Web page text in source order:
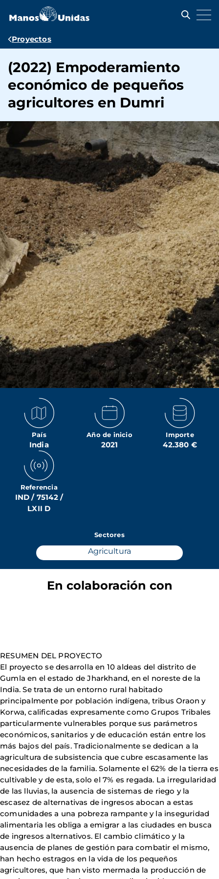
contenido
Ruta
navegación
Proyectos
(2022) Empoderamiento
económico de pequeños
agricultores en Dumri
País
India
Año de inicio
2021
Importe
42.380 €
Referencia
IND / 75142 /
LXII D
Sectores
Agricultura
En colaboración con
RESUMEN DEL PROYECTO
El proyecto se desarrolla en 10 aldeas del distrito de
Gumla en el estado de Jharkhand, en el noreste de la
India. Se trata de un entorno rural habitado
principalmente por población indígena, tribus Oraon y
Korwa, calificadas expresamente como Grupos Tribales
particularmente vulnerables porque sus parámetros
económicos, sanitarios y de educación están entre los
más bajos del país. Tradicionalmente se dedican a la
agricultura de subsistencia que cubre escasamente las
necesidades de la familia. Solamente el 62% de la tierra es
cultivable y de esta, solo el 7% es regada. La irregularidad
de las lluvias, la ausencia de sistemas de riego y la
escasez de alternativas de ingresos abocan a estas
comunidades a una pobreza rampante y la inseguridad
alimentaria les obliga a emigrar a las ciudades en busca
de ingresos alternativos. El cambio climático y la
ausencia de planes de gestión para combatir el mismo,
han hecho estragos en la vida de los pequeños
agricultores, que han visto mermada la producción de